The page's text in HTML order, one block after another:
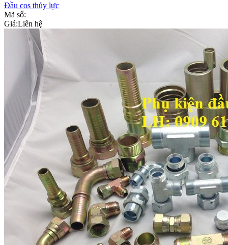
Đầu cos thủy lực
Mã số:
Giá:Liên hệ